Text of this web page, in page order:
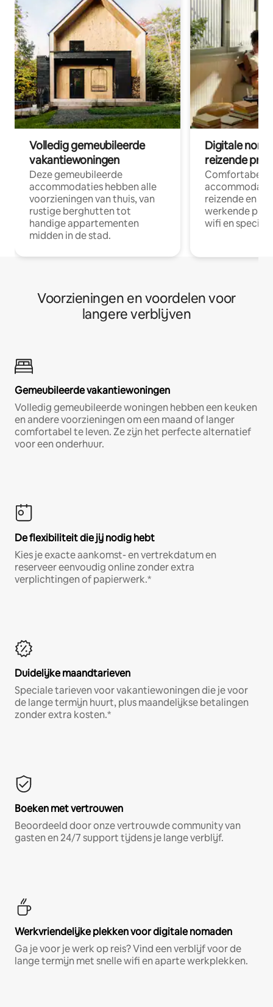
Volledig gemeubileerde
vakantiewoningen
Deze gemeubileerde
accommodaties hebben alle
voorzieningen van thuis, van
rustige berghutten tot
handige appartementen
midden in de stad.
Digitale
reizende
Comfortabele
reizende en
werkende
wifi en
Voorzieningen en voordelen voor
langere verblijven
Gemeubileerde vakantiewoningen
Volledig gemeubileerde woningen hebben een keuken
en andere voorzieningen om een maand of langer
comfortabel te leven. Ze zijn het perfecte alternatief
voor een onderhuur.
De flexibiliteit die jij nodig hebt
Kies je exacte aankomst- en vertrekdatum en
reserveer eenvoudig online zonder extra
verplichtingen of papierwerk.*
Duidelijke maandtarieven
Speciale tarieven voor vakantiewoningen die je voor
de lange termijn huurt, plus maandelijkse betalingen
zonder extra kosten.*
Boeken met vertrouwen
Beoordeeld door onze vertrouwde community van
gasten en 24/7 support tijdens je lange verblijf.
Werkvriendelijke plekken voor digitale nomaden
Ga je voor je werk op reis? Vind een verblijf voor de
lange termijn met snelle wifi en aparte werkplekken.